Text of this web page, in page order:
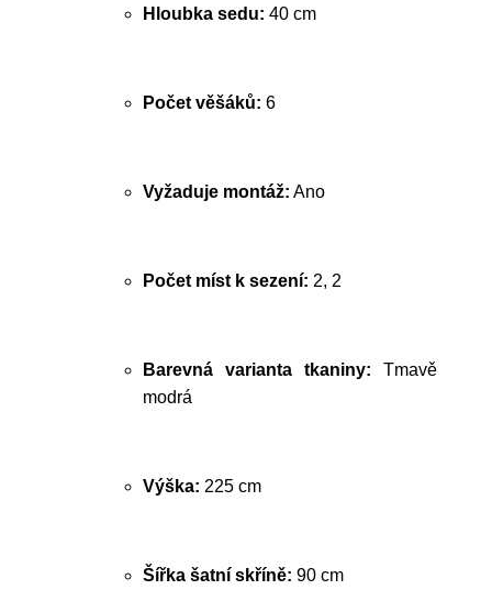
Hloubka sedu: 40 cm
Počet věšáků: 6
Vyžaduje montáž: Ano
Počet míst k sezení: 2, 2
Barevná varianta tkaniny: Tmavě
modrá
Výška: 225 cm
Šířka šatní skříně: 90 cm